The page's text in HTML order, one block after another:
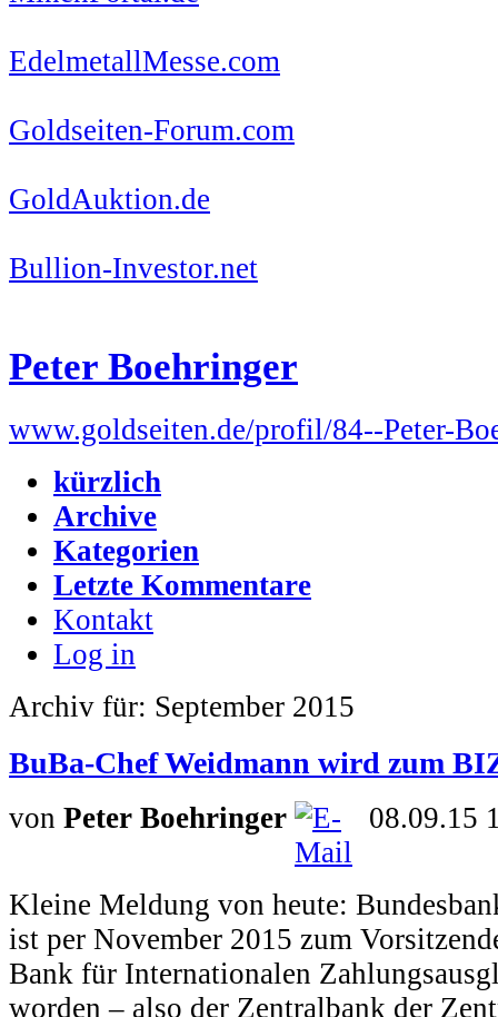
EdelmetallMesse.com
Goldseiten-Forum.com
GoldAuktion.de
Bullion-Investor.net
Peter Boehringer
www.goldseiten.de/profil/84--Peter-
kürzlich
Archive
Kategorien
Letzte Kommentare
Kontakt
Log in
Archiv für: September 2015
BuBa-Chef Weidmann wird zum
von Peter Boehringer 08.09.15
Kleine Meldung von heute:
ist per November 2015 zum
Bank für Internationalen
worden – also der Zentralbank der